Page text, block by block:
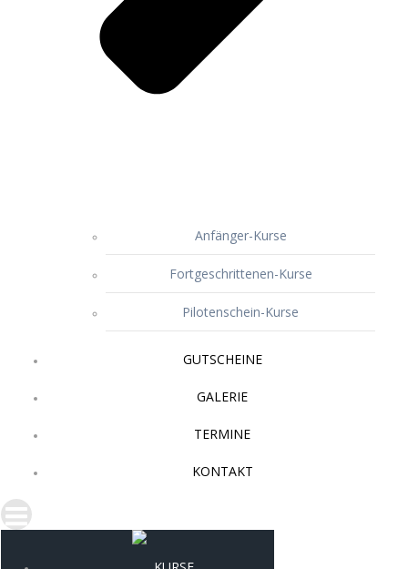
Anfänger-Kurse
Fortgeschrittenen-Kurse
Pilotenschein-Kurse
GUTSCHEINE
GALERIE
TERMINE
KONTAKT